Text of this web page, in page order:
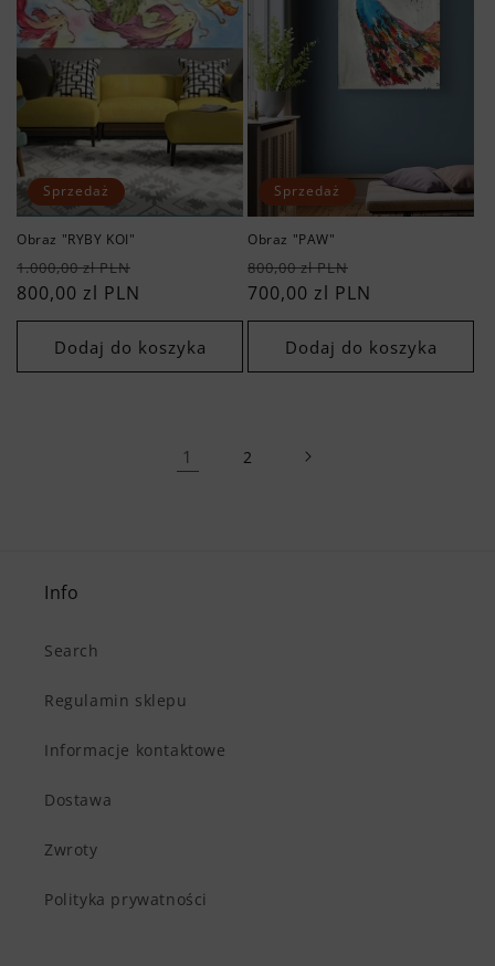
Sprzedaż
Obraz "RYBY KOI"
Cena
regularna
1.000,00 zl PLN
800,00 zl PLN
Dodaj do koszyka
Sprzedaż
Obraz "PAW"
Cena
regularna
800,00 zl PLN
sprzedaży
700,00 zl PLN
Dodaj do koszyka
1 2
Info
Search
Regulamin sklepu
Informacje kontaktowe
Dostawa
Zwroty
Polityka prywatności